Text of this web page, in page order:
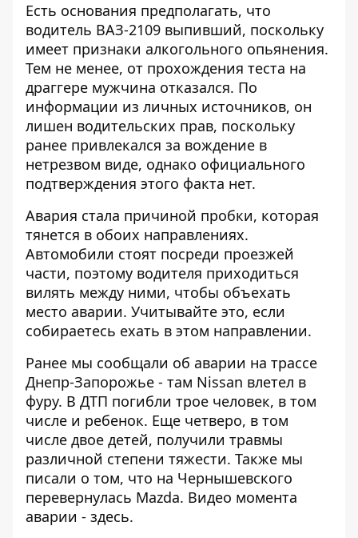
Есть основания предполагать, что
водитель ВАЗ-2109 выпивший, поскольку
имеет признаки алкогольного опьянения.
Тем не менее, от прохождения теста на
драггере мужчина отказался. По
информации из личных источников, он
лишен водительских прав, поскольку
ранее привлекался за вождение в
нетрезвом виде, однако официального
подтверждения этого факта нет.
Авария стала причиной пробки, которая
тянется в обоих направлениях.
Автомобили стоят посреди проезжей
части, поэтому водителя приходиться
вилять между ними, чтобы объехать
место аварии. Учитывайте это, если
собираетесь ехать в этом направлении.
Ранее мы сообщали об аварии на трассе
Днепр-Запорожье - там Nissan влетел в
фуру. В ДТП погибли трое человек, в том
числе и ребенок. Еще четверо, в том
числе двое детей, получили травмы
различной степени тяжести. Также мы
писали о том, что на Чернышевского
перевернулась Mazda. Видео момента
аварии - здесь.